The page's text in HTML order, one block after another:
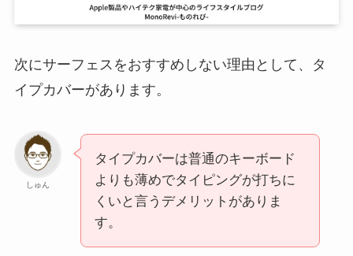
次にサーフェスをおすすめしない理由として、タ
イプカバーがあります。
しゅん
タイプカバーは普通のキーボード
よりも薄めでタイピングが打ちに
くいと言うデメリットがありま
す。